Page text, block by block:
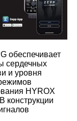
обеспечивает
сердечных
и уровня
HYROX
конструкции